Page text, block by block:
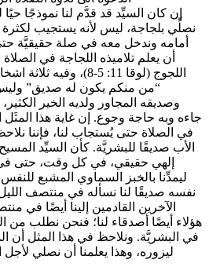
إن كان السيِّد قد قدَّم لنا نموذجًا حيًا
نصلِّي بلجاجة، ليس لأنه يستجيب
أمامه وندخل معه في صلة حقيقيَّة
أن يعلم تلاميذه اللجاجة في
اللجوج (لوقا 11: 5-8)،
“من منكم يكون له صديق”
وصديقه المجاور ولديه الخير
جاءه وبه حاجة وجوع. إن غاية هذا المثَل
في الصلاة حتى يُستجاب لنا، فإننا
الأب صديقًا للبشريَّة. كأن السيِّد
إلهي حقيقي، في كل وقت، حتى
ليمدِّنا بالخبز السماوي المشبع
نفسه صديقًا لنا نسأله في منتصف
الآخرين القادمين إلينا أيضًا في
هؤلاء أيضًا أصدقاء لنا؛ فنحن نطلب من
في البشريَّة. ونلاحظ في هذا المثل أن
ليزوره، وهذا يعلمنا أن نصلي